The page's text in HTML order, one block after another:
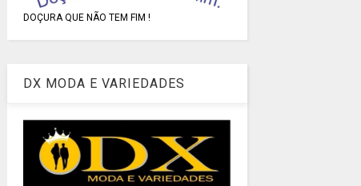
DOÇURA QUE NÃO TEM FIM !
DX MODA E VARIEDADES